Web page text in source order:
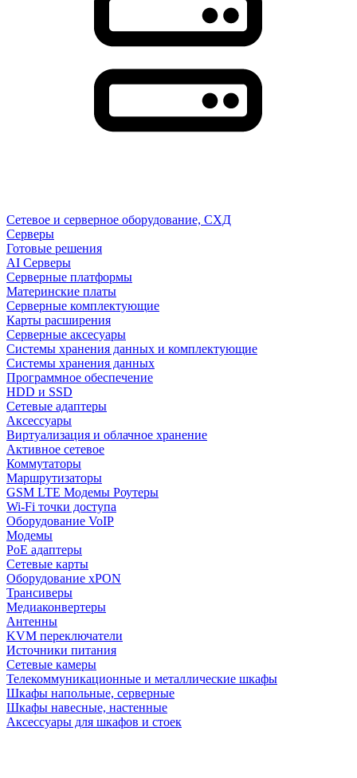
Сетевое и серверное оборудование, СХД
Cерверы
Готовые решения
AI Серверы
Серверные платформы
Материнские платы
Серверные комплектующие
Карты расширения
Серверные аксесуары
Системы хранения данных и комплектующие
Системы хранения данных
Программное обеспечение
HDD и SSD
Сетевые адаптеры
Аксессуары
Виртуализация и облачное хранение
Активное сетевое
Коммутаторы
Маршрутизаторы
GSM LTE Модемы Роутеры
Wi-Fi точки доступа
Оборудование VoIP
Модемы
PoE адаптеры
Сетевые карты
Оборудование xPON
Трансиверы
Медиаконвертеры
Антенны
KVM переключатели
Источники питания
Сетевые камеры
Телекоммуникационные и металлические шкафы
Шкафы напольные, серверные
Шкафы навесные, настенные
Аксессуары для шкафов и стоек